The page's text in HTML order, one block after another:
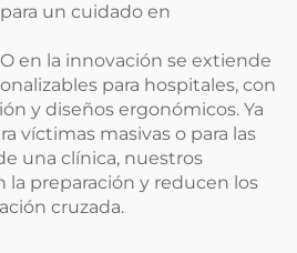
un cuidado en
en la innovación se extiende
para hospitales, con
y diseños ergonómicos. Ya
víctimas masivas o para las
una clínica, nuestros
la preparación y reducen los
cruzada.